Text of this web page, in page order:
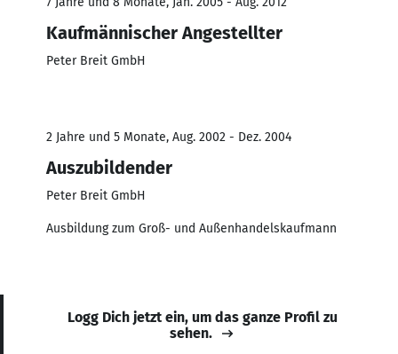
Kaufmännischer Angestellter
Peter Breit GmbH
2 Jahre und 5 Monate, Aug. 2002 - Dez. 2004
Auszubildender
Peter Breit GmbH
Ausbildung zum Groß- und Außenhandelskaufmann
Logg Dich jetzt ein, um das ganze Profil zu
sehen.